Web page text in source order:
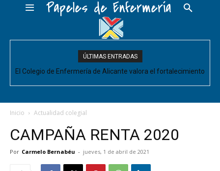
Papeles de Enfermería
ÚLTIMAS ENTRADAS
El Colegio de Enfermería de Alicante valora el fortalecimiento
acompañe de decisiones estructurales para...
Inicio Actualidad colegial
CAMPAÑA RENTA 2020
Por Carmelo Bernabéu - jueves, 1 de abril de 2021